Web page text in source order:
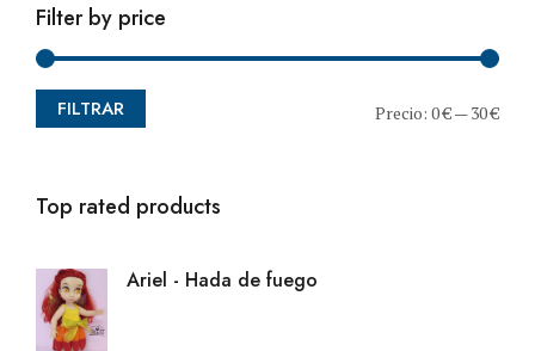
Filter by price
FILTRAR Precio: 0 €—30 €
Top rated products
Ariel - Hada de fuego